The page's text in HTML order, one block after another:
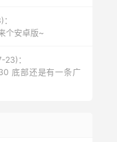
个安卓版~
23)：
底部还是有一条广